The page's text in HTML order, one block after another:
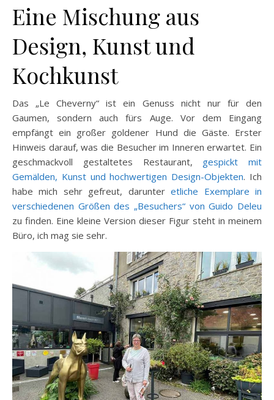
Eine Mischung aus
Design, Kunst und
Kochkunst
Das „Le Cheverny“ ist ein Genuss nicht nur für den
Gaumen, sondern auch fürs Auge. Vor dem Eingang
empfängt ein großer goldener Hund die Gäste. Erster
Hinweis darauf, was die Besucher im Inneren erwartet. Ein
geschmackvoll gestaltetes Restaurant, gespickt mit
Gemälden, Kunst und hochwertigen Design-Objekten. Ich
habe mich sehr gefreut, darunteretliche Exemplare in
verschiedenen Größen des „Besuchers“ von Guido Deleu
zu finden. Eine kleine Version dieser Figur steht in meinem
Büro, ich mag sie sehr.